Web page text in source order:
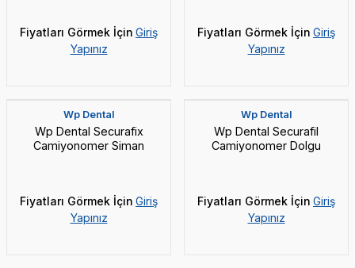
Fiyatları Görmek İçin Giriş
Yapınız
Fiyatları Görmek İçin Giriş
Yapınız
Wp Dental
Wp Dental Securafix
Camiyonomer Siman
Fiyatları Görmek İçin Giriş
Yapınız
Wp Dental
Wp Dental Securafil
Camiyonomer Dolgu
Fiyatları Görmek İçin Giriş
Yapınız